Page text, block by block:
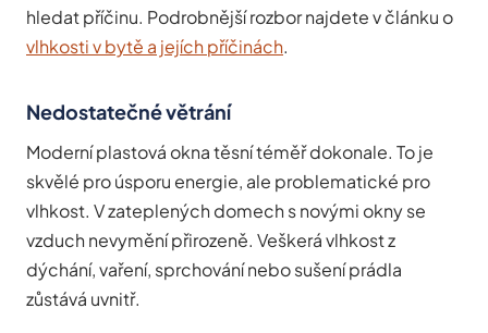
hledat příčinu. Podrobnější rozbor najdete v článku o
vlhkosti v bytě a jejích příčinách.
Nedostatečné větrání
Moderní plastová okna těsní téměř dokonale. To je
skvělé pro úsporu energie, ale problematické pro
vlhkost. V zateplených domech s novými okny se
vzduch nevymění přirozeně. Veškerá vlhkost z
dýchání, vaření, sprchování nebo sušení prádla
zůstává uvnitř.